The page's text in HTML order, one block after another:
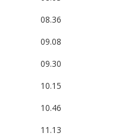
08.36
09.08
09.30
10.15
10.46
11.13